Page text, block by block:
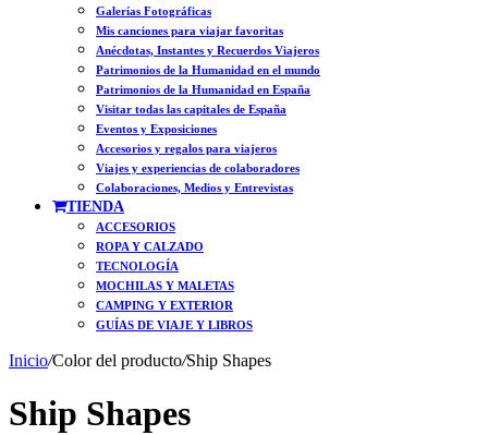
Galerías Fotográficas
Mis canciones para viajar favoritas
Anécdotas, Instantes y Recuerdos Viajeros
Patrimonios de la Humanidad en el mundo
Patrimonios de la Humanidad en España
Visitar todas las capitales de España
Eventos y Exposiciones
Accesorios y regalos para viajeros
Viajes y experiencias de colaboradores
Colaboraciones, Medios y Entrevistas
TIENDA
ACCESORIOS
ROPA Y CALZADO
TECNOLOGÍA
MOCHILAS Y MALETAS
CAMPING Y EXTERIOR
GUÍAS DE VIAJE Y LIBROS
Inicio/Color del producto/Ship Shapes
Ship Shapes